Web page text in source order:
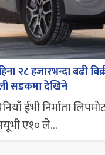
२८ हजारभन्दा बढी
सडकमा देखिने
ईभी निर्माता
ए१० ले...